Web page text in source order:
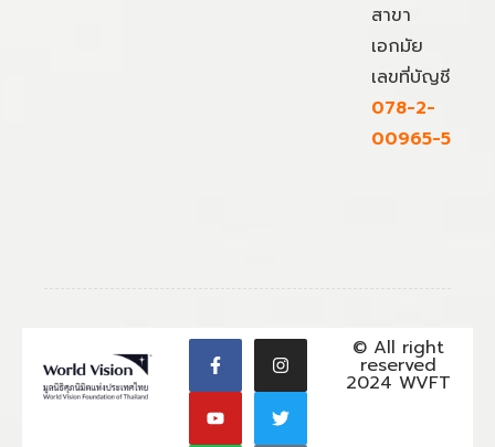
สาขา
เอกมัย
เลขที่บัญชี
078-2-
00965-5
© All right
reserved
2024 WVFT